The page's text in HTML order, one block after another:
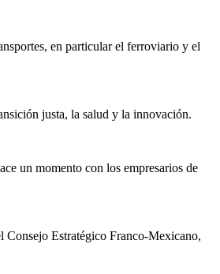
en particular el ferroviario y el
justa, la salud y la innovación.
un momento con los empresarios de
Consejo Estratégico Franco-Mexicano,